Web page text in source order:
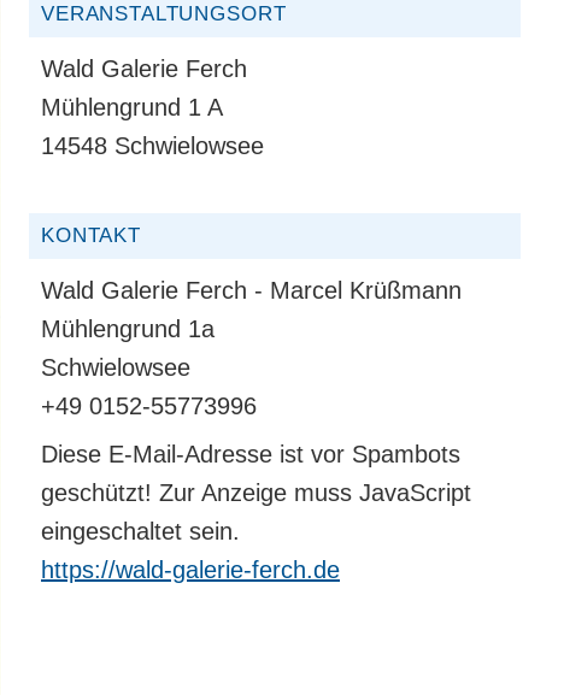
VERANSTALTUNGSORT
Wald Galerie Ferch
Mühlengrund 1 A
14548 Schwielowsee
KONTAKT
Wald Galerie Ferch - Marcel Krüßmann
Mühlengrund 1a
Schwielowsee
+49 0152-55773996
Diese E-Mail-Adresse ist vor Spambots
geschützt! Zur Anzeige muss JavaScript
eingeschaltet sein.
https://wald-galerie-ferch.de